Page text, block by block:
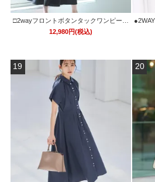
□2wayフロントボタンタックワンピース
「U751」/二次会・同窓会・女子会などお
12,980円(税込)
ラウ
19 20